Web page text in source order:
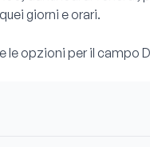
giorni e orari.
opzioni per il campo